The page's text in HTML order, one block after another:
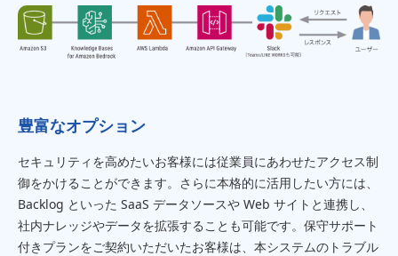
豊富なオプション
セキュリティを高めたいお客様には従業員にあわせたアクセス制
御をかけることができます。さらに本格的に活用したい方には、
Backlog といった SaaS データソースや Web サイトと連携し、
社内ナレッジやデータを拡張することも可能です。保守サポート
付きプランをご契約いただいたお客様は、本システムのトラブル